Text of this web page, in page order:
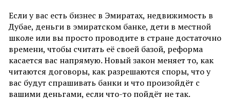
Если у вас есть бизнес в Эмиратах, недвижимость в
Дубае, деньги в эмиратском банке, дети в местной
школе или вы просто проводите в стране достаточно
времени, чтобы считать её своей базой, реформа
касается вас напрямую. Новый закон меняет то, как
читаются договоры, как разрешаются споры, что у
вас будут спрашивать банки и что произойдёт с
вашими деньгами, если что-то пойдёт не так.